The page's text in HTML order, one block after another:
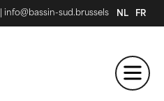
info@bassin-sud.brussels NL FR